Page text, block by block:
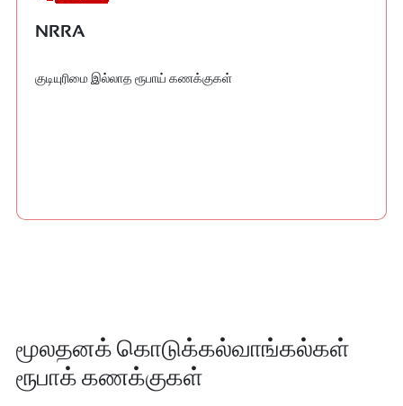
NRRA
குடியுரிமை இல்லாத ரூபாய் கணக்குகள்
மூலதனக் கொடுக்கல்வாங்கல்கள்
ரூபாக் கணக்குகள்